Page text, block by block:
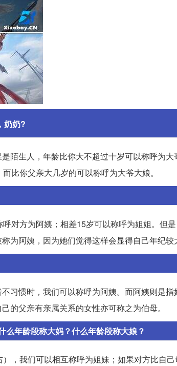
奶奶?
陌生人，年龄比你大不超过十岁可以称呼为
比你父亲大几岁的可以称呼为大爷大娘。
对方为阿姨；相差15岁可以称呼为姐姐。但
为阿姨，因为她们觉得这样会显得自己年纪较
习惯时，我们可以称呼为阿姨。而阿姨则是
的父亲有亲属关系的女性亦可称之为伯母。
么年龄段称大妈？什么年龄段称大娘？
，我们可以相互称呼为姐妹；如果对方比自